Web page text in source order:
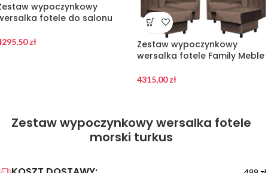
wypoczynkowy
fotele do salonu
zł
Zestaw wypoczynkowy
wersalka fotele Family Meble
4315,00zł
Zestaw wypoczynkowy wersalka fotele
morski turkus